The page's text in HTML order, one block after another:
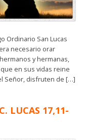
Ordinario San Lucas
necesario orar
y hermanas,
en sus vidas reine
Señor, disfruten de […]
LUCAS 17,11-